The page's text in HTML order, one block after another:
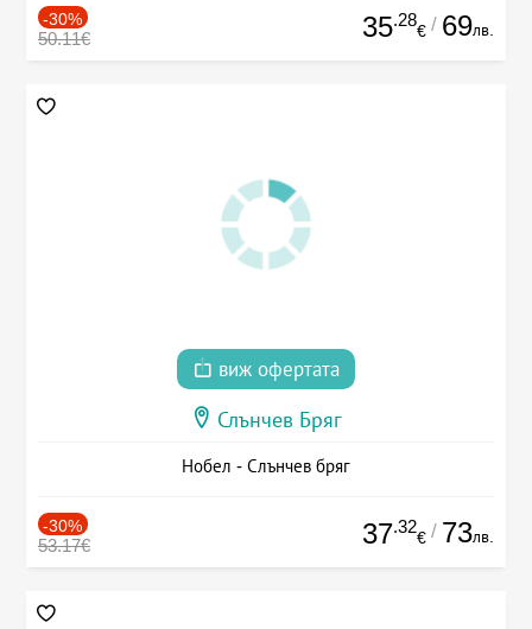
-30%
50.11€ 35.28
€ / 69лв.
виж офертата
Слънчев Бряг
Нобел - Слънчев бряг
-30%
53.17€ 37.32
€ / 73лв.